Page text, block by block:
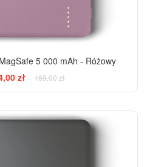
5 000 mAh - Różowy
zł
169,00 zł